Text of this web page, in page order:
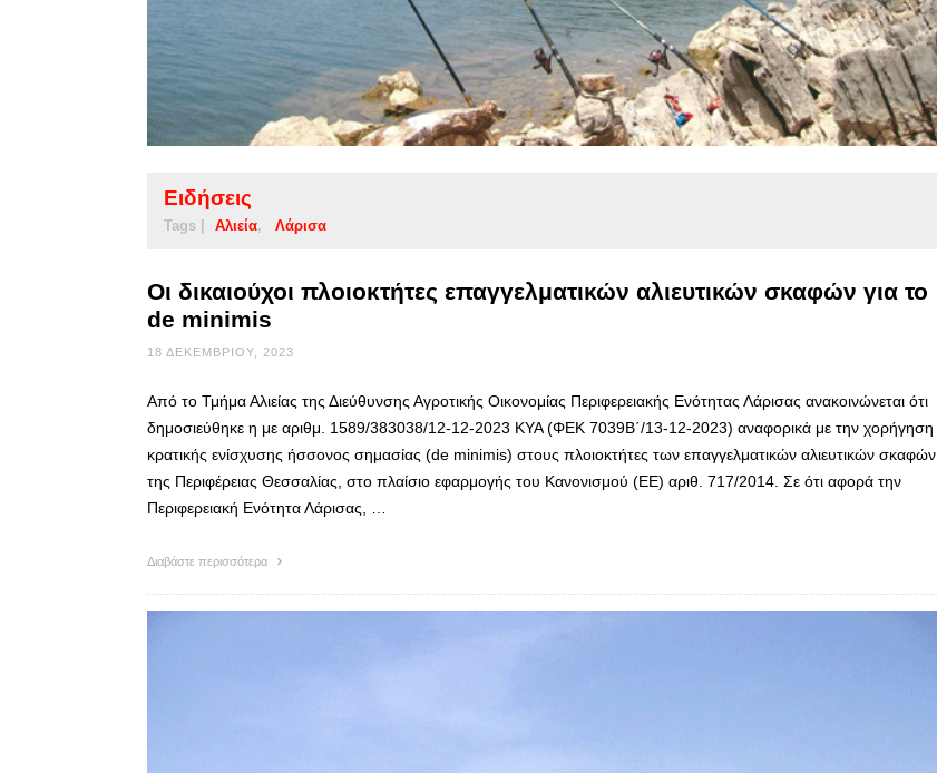
Ειδήσεις
Tags | Αλιεία Λάρισα
Οι δικαιούχοι πλοιοκτήτες επαγγελματικών αλιευτικών σκαφών για το
de minimis
18 ΔΕΚΕΜΒΡΊΟΥ, 2023
Από το Τμήμα Αλιείας της Διεύθυνσης Αγροτικής Οικονομίας Περιφερειακής Ενότητας Λάρισας ανακοινώνεται ότι
δημοσιεύθηκε η με αριθμ. 1589/383038/12-12-2023 ΚΥΑ (ΦΕΚ 7039Β΄/13-12-2023) αναφορικά με την χορήγηση
κρατικής ενίσχυσης ήσσονος σημασίας (de minimis) στους πλοιοκτήτες των επαγγελματικών αλιευτικών σκαφών
της Περιφέρειας Θεσσαλίας, στο πλαίσιο εφαρμογής του Κανονισμού (ΕΕ) αριθ. 717/2014. Σε ότι αφορά την
Περιφερειακή Ενότητα Λάρισας, …
Διαβάστε περισσότερα